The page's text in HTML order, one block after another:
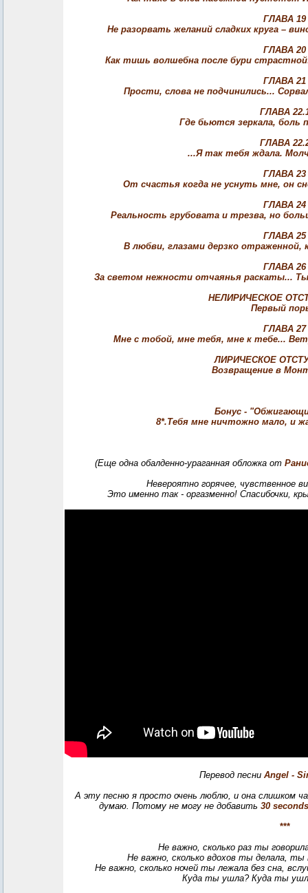
ГЛАВА 19
Не разорвать желаний сладких круга –
ГЛАВА 20
Как тишь волшебна после бури
ГЛАВА 21
Прости, слова не подчинились...
ГЛАВА
Где бьются зеркала, боль
ГЛАВА
...Я так тебя ждала.
ГЛАВА 23
От счастья когда не уснуть мне, он
ГЛАВА 24
Реальность грубовата и трезва, но
ГЛАВА 25
В любви, глазами дерзко отраженной,
ГЛАВА 26
За светом нежности отчаянья раскаты...
НЕЛИРИЧЕСКОЕ
Первый
ГЛАВА 27
Мне с тобой, мне тебя, мне к тебе...
ЛИРИЧЕСКОЕ
Возвращение в
Бонус -
8*.Тебя мне ничтожно мало, и
(Еще одна обалденно-ураганная обложка от
Невероятно горячее, чувственное
Это именно так - оргазменно! Спасибочки,
Перевод песни Angel -
А эту песню я просто очень люблю, и она слишком
думаю. Потому не могу не добавить 30
***
Не важно, сколько раз ты
Не важно, сколько вдохов ты делала,
Не важно, сколько ночей ты лежала без сна,
Куда ты ушла? Куда ты